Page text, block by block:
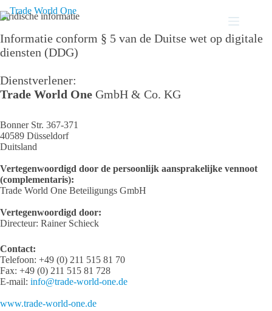
naar
Juridische informatie
Informatie conform § 5 van de Duitse wet op digitale
diensten (DDG)
Dienstverlener:
Trade World One GmbH & Co. KG
Bonner Str. 367-371
40589 Düsseldorf
Duitsland
Vertegenwoordigd door de persoonlijk aansprakelijke vennoot
(complementaris):
Trade World One Beteiligungs GmbH
Vertegenwoordigd door:
Directeur: Rainer Schieck
Contact:
Telefoon: +49 (0) 211 515 81 70
Fax: +49 (0) 211 515 81 728
E-mail: info@trade-world-one.de
www.trade-world-one.de